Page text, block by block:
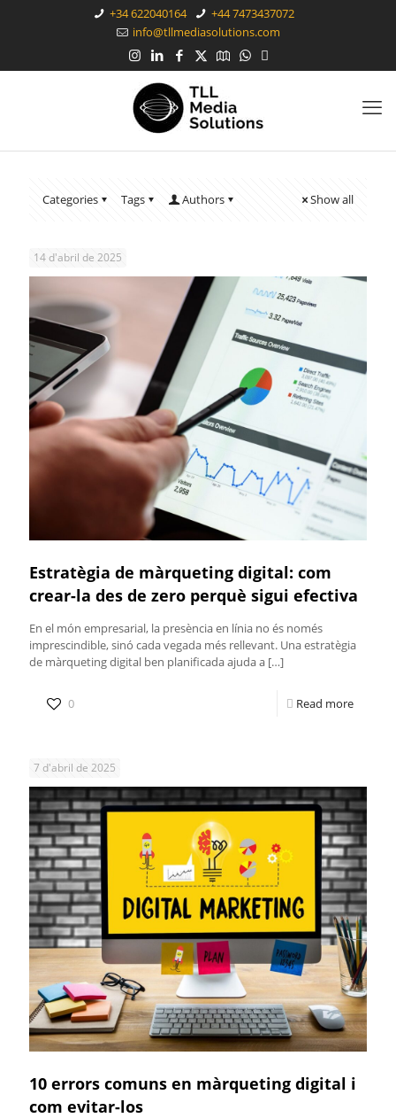
+34 622040164
+44 7473437072
info@tllmediasolutions.com
Categories Tags Authors Show all
14 d'abril de 2025
Estratègia de màrqueting digital: com
crear-la des de zero perquè sigui efectiva
En el món empresarial, la presència en línia no és només
imprescindible, sinó cada vegada més rellevant. Una estratègia
de màrqueting digital ben planificada ajuda a […]
0 Read more
7 d'abril de 2025
10 errors comuns en màrqueting digital i
com evitar-los